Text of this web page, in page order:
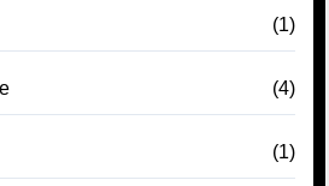
(1)
(4)
(1)